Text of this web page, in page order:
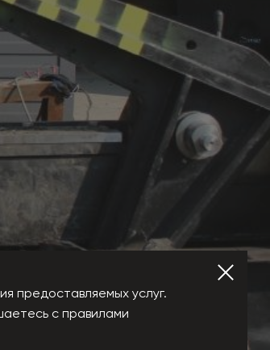
предоставляемых услуг.
с правилами